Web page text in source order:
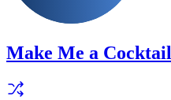
Make Me a Cocktail